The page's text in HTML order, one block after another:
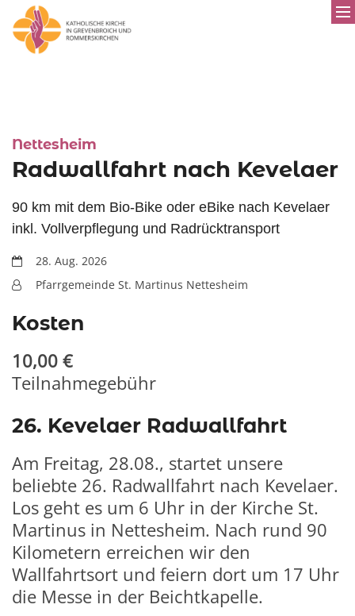
Nettesheim
Radwallfahrt nach Kevelaer
90 km mit dem Bio-Bike oder eBike nach Kevelaer
inkl. Vollverpflegung und Radrücktransport
Datum:28. Aug. 2026
Von:
Pfarrgemeinde St. Martinus Nettesheim
Kosten
10,00 €
Teilnahmegebühr
26. Kevelaer Radwallfahrt
Am Freitag, 28.08., startet unsere
beliebte 26. Radwallfahrt nach Kevelaer.
Los geht es um 6 Uhr in der Kirche St.
Martinus in Nettesheim. Nach rund 90
Kilometern erreichen wir den
Wallfahrtsort und feiern dort um 17 Uhr
die Messe in der Beichtkapelle.